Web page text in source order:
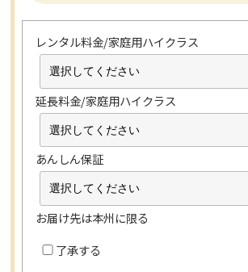
レンタル料金/家庭用ハイクラス
延長料金/家庭用ハイクラス
あんしん保証
お届け先は本州に限る
了承する